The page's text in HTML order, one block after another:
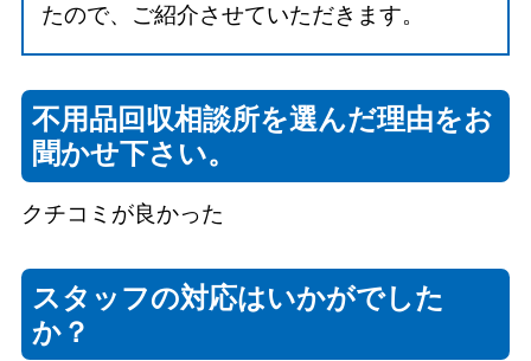
たので、ご紹介させていただきます。
不用品回収相談所を選んだ理由をお
聞かせ下さい。
クチコミが良かった
スタッフの対応はいかがでした
か？